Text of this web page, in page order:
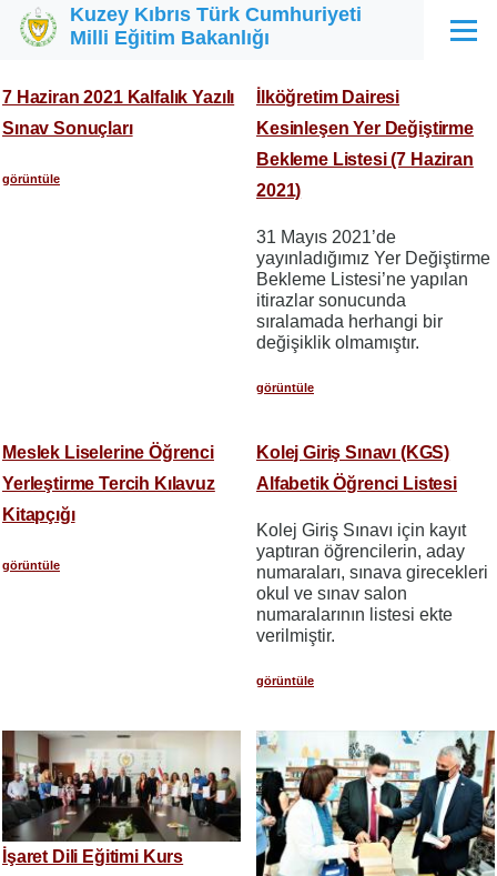
Ana içeriğe atla
Kuzey Kıbrıs Türk Cumhuriyeti
Milli Eğitim Bakanlığı
Menü
7 Haziran 2021 Kalfalık Yazılı
Sınav Sonuçları
görüntüle
İlköğretim Dairesi
Kesinleşen Yer Değiştirme
Bekleme Listesi (7 Haziran
2021)
31 Mayıs 2021’de
yayınladığımız Yer Değiştirme
Bekleme Listesi’ne yapılan
itirazlar sonucunda
sıralamada herhangi bir
değişiklik olmamıştır.
görüntüle
Meslek Liselerine Öğrenci
Yerleştirme Tercih Kılavuz
Kitapçığı
görüntüle
Kolej Giriş Sınavı (KGS)
Alfabetik Öğrenci Listesi
Kolej Giriş Sınavı için kayıt
yaptıran öğrencilerin, aday
numaraları, sınava girecekleri
okul ve sınav salon
numaralarının listesi ekte
verilmiştir.
görüntüle
İşaret Dili Eğitimi Kurs